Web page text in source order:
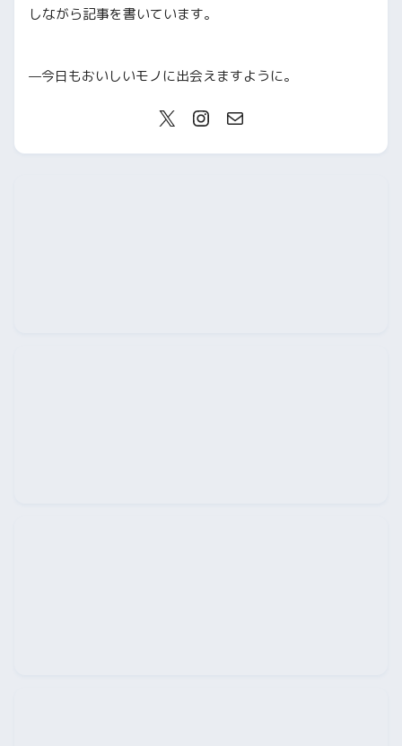
しながら記事を書いています。
—今日もおいしいモノに出会えますように。